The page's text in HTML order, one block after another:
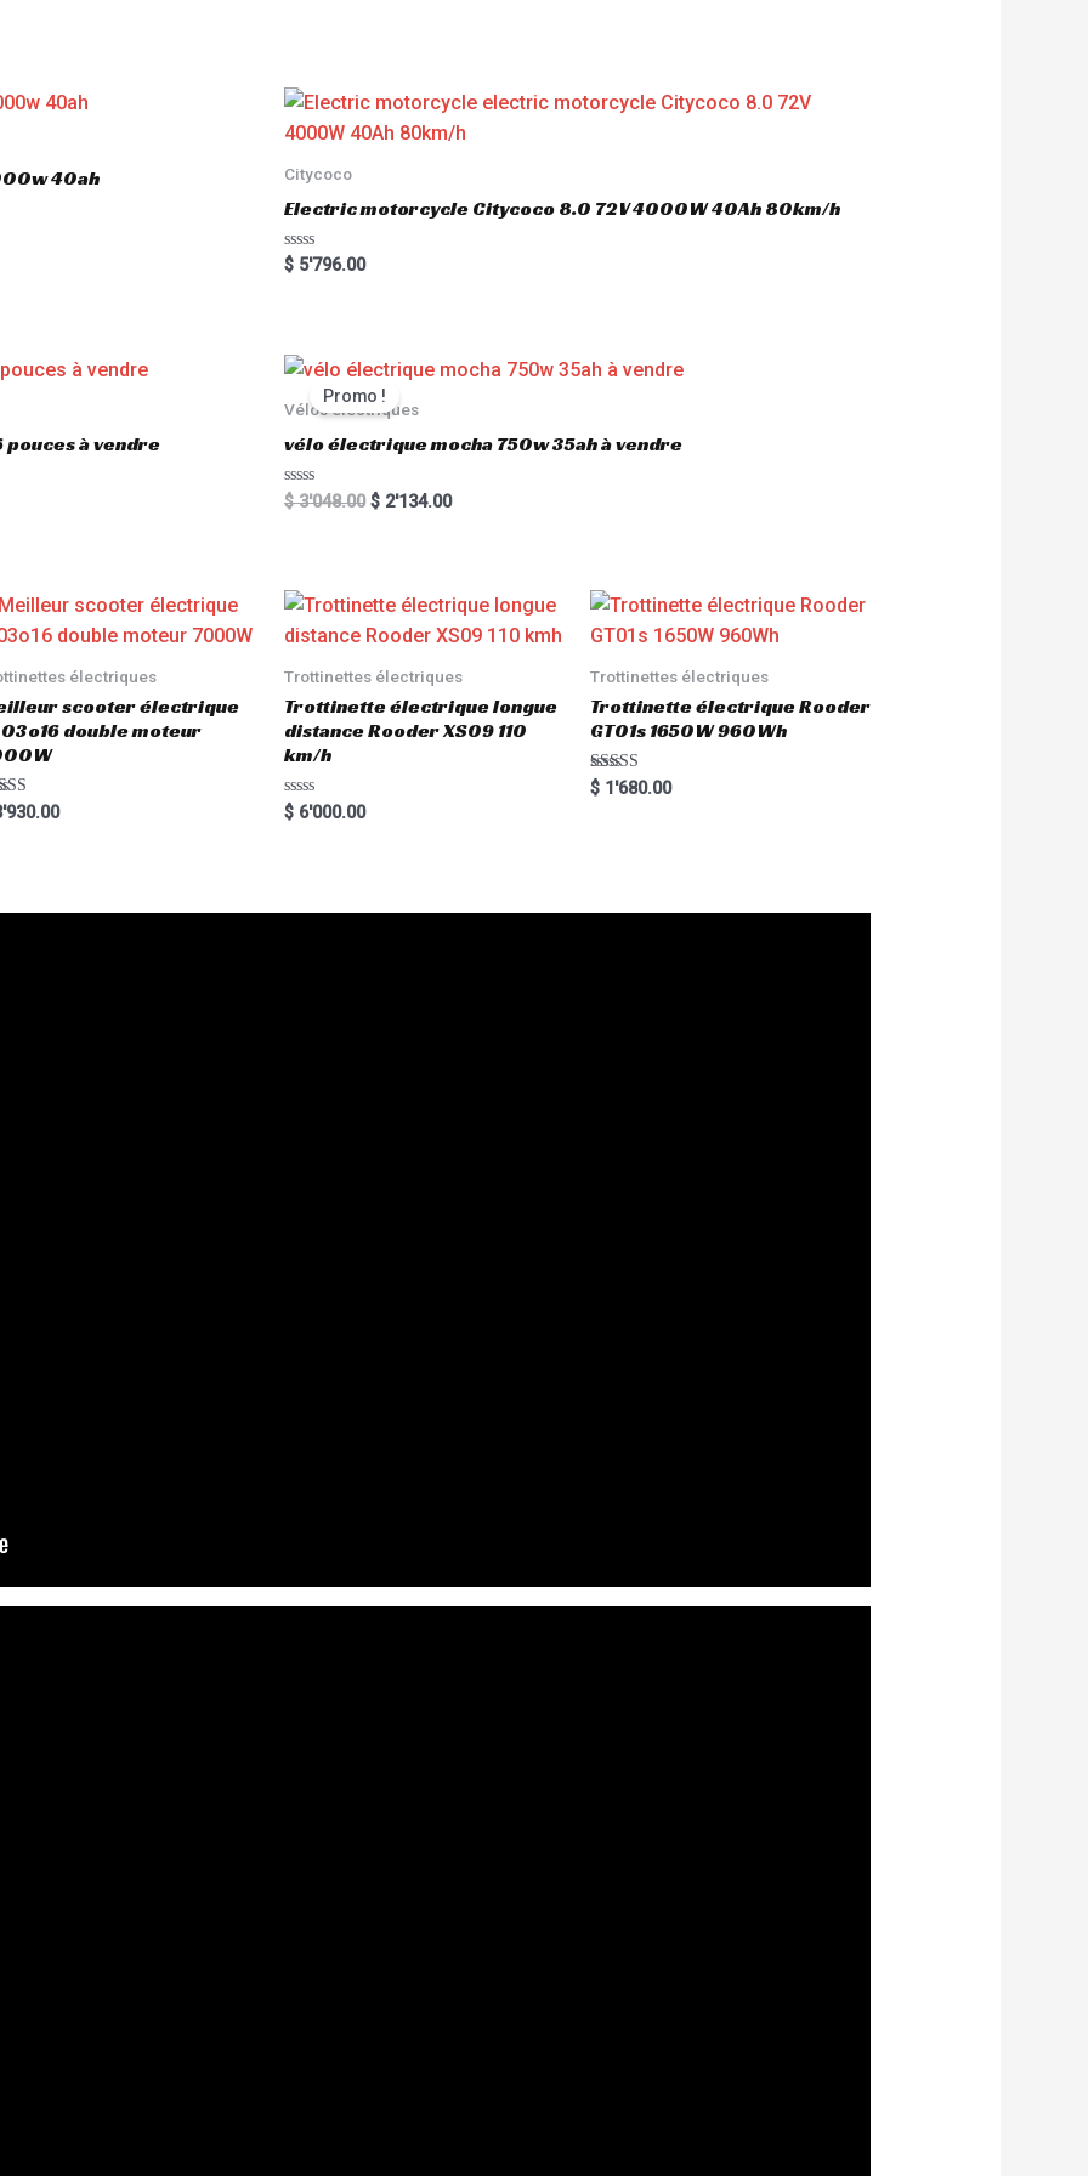
40ah Citycoco
Electric motorcycle Citycoco 8.0 72V 4000W 40Ah 80km/h
R
a
o
u
o
f
$ 5'796.00
à vendre
Promo !
Vélos électriques
vélo électrique mocha 750w 35ah à vendre
R
a
o
u
o
5
$3'048.00 $ 2'134.00
électriques
scooter électrique
double moteur
Trottinettes électriques
Trottinette électrique longue
distance Rooder XS09 110
km/h
R
a
$ 6'000.00
Trottinettes électriques
Trottinette électrique Rooder
GT01s 1650W 960Wh
Rated
5.00
$1'680.00